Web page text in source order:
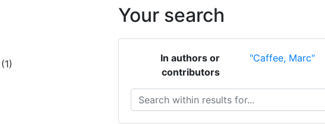
Your search
In authors or
contributors
"Caffee, Marc"
Search within results for...
(1)